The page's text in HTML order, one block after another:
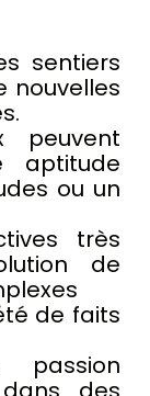
sentiers
nouvelles
peuvent
aptitude
ou un
très
de
de faits